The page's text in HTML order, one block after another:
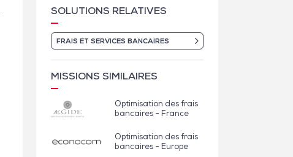
SOLUTIONS RELATIVES
FRAIS ET SERVICES BANCAIRES
MISSIONS SIMILAIRES
Optimisation des frais
bancaires - France
Optimisation des frais
bancaires - Europe